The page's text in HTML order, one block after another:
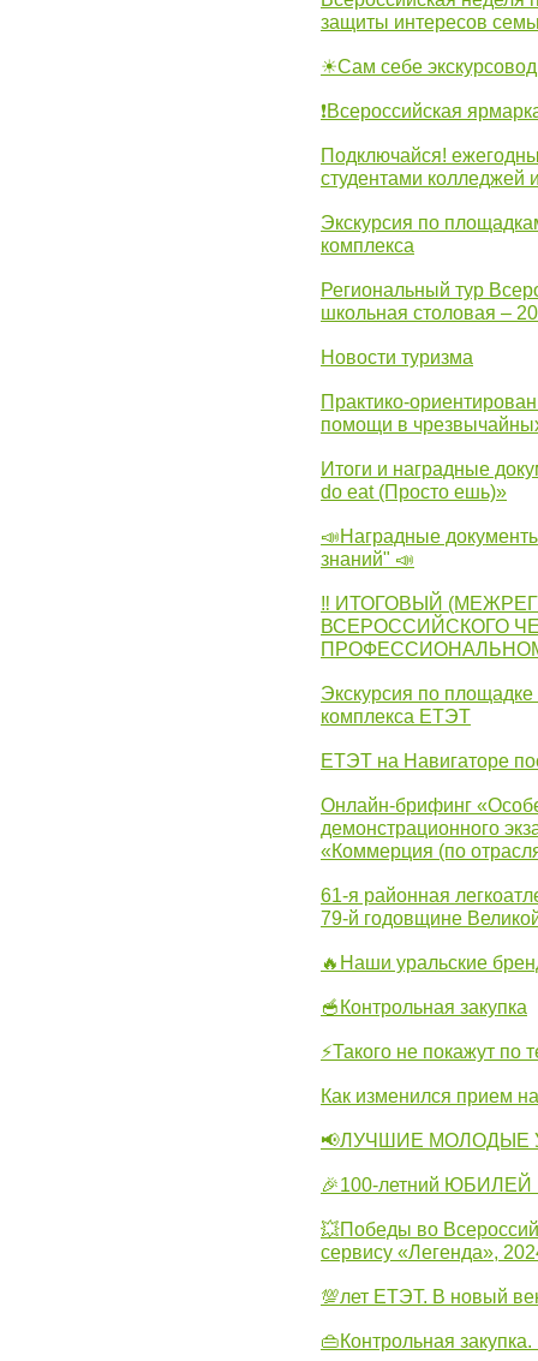
защиты интересов
☀Сам себе экскурсовод
❗Всероссийская
Подключайся!
студентами колледжей
Экскурсия по
комплекса
Региональный тур
школьная столовая –
Новости туризма
Практико-
помощи в
Итоги и наградные
do eat (Просто ешь)»
📣Наградные
знаний" 📣
‼ ИТОГОВЫЙ
ВСЕРОССИЙСКОГО
Экскурсия по
комплекса ЕТЭТ
ЕТЭТ на Навигаторе
Онлайн-брифинг
демонстрационного
«Коммерция (по
61-я районная
79-й годовщине
🔥Наши уральские
🥣Контрольная закупка
⚡Такого не покажут по
Как изменился прием
📢ЛУЧШИЕ МОЛОДЫЕ
🎉100-летний ЮБИЛЕЙ
💥Победы во
сервису «Легенда»,
💯лет ЕТЭТ. В новый
👜Контрольная